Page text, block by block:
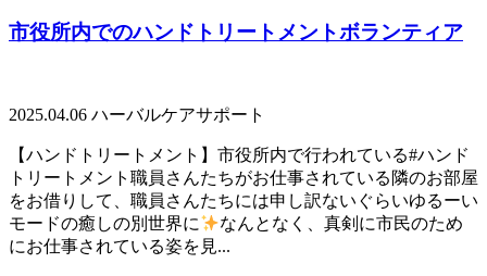
市役所内でのハンドトリートメントボランティア
2025.04.06 ハーバルケアサポート
【ハンドトリートメント】市役所内で行われている#ハンド
トリートメント職員さんたちがお仕事されている隣のお部屋
をお借りして、職員さんたちには申し訳ないぐらいゆるーい
モードの癒しの別世界に
なんとなく、真剣に市民のため
にお仕事されている姿を見...